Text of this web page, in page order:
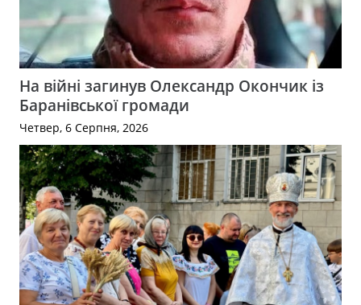
На війні загинув Олександр Окончик із
Баранівської громади
Четвер, 6 Серпня, 2026